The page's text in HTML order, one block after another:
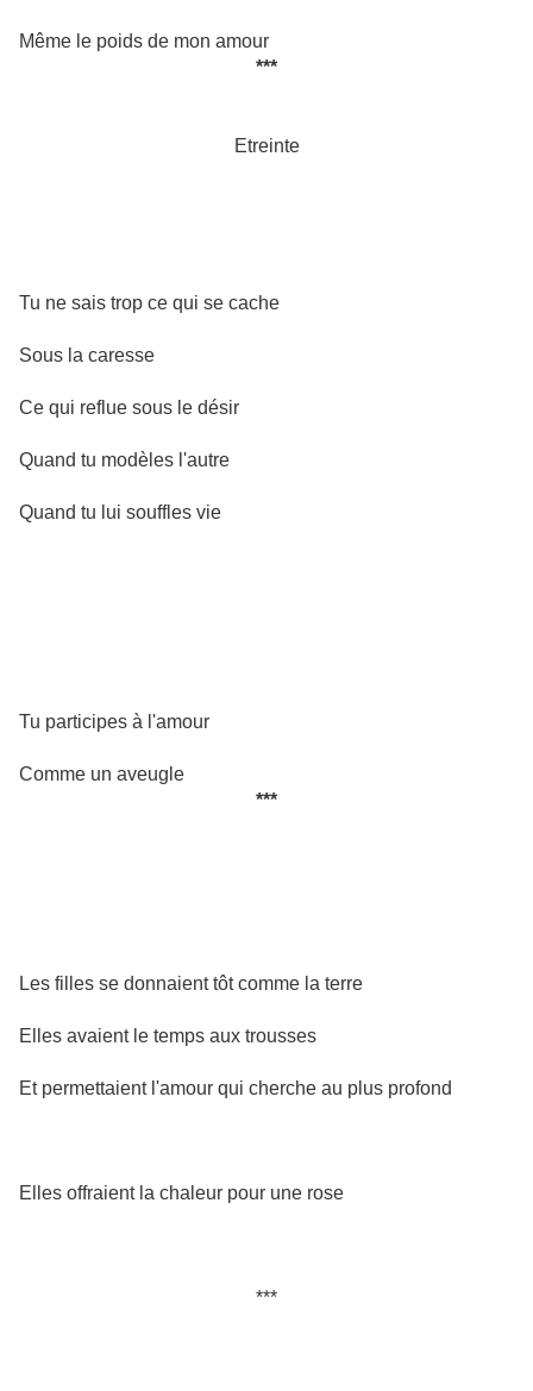
Même le poids de mon amour
***
Etreinte
Tu ne sais trop ce qui se cache
Sous la caresse
Ce qui reflue sous le désir
Quand tu modèles l'autre
Quand tu lui souffles vie
Tu participes à l'amour
Comme un aveugle
***
Les filles se donnaient tôt comme la terre
Elles avaient le temps aux trousses
Et permettaient l'amour qui cherche au plus profond
Elles offraient la chaleur pour une rose
***